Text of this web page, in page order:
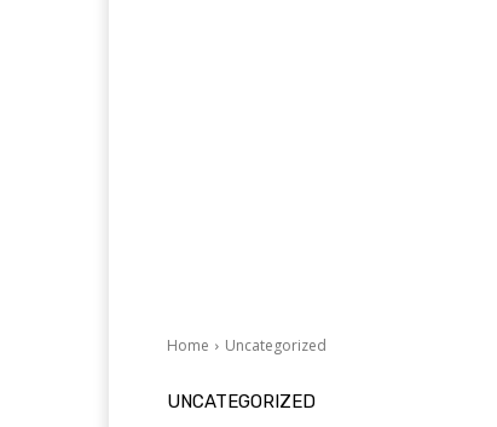
Home Uncategorized
UNCATEGORIZED